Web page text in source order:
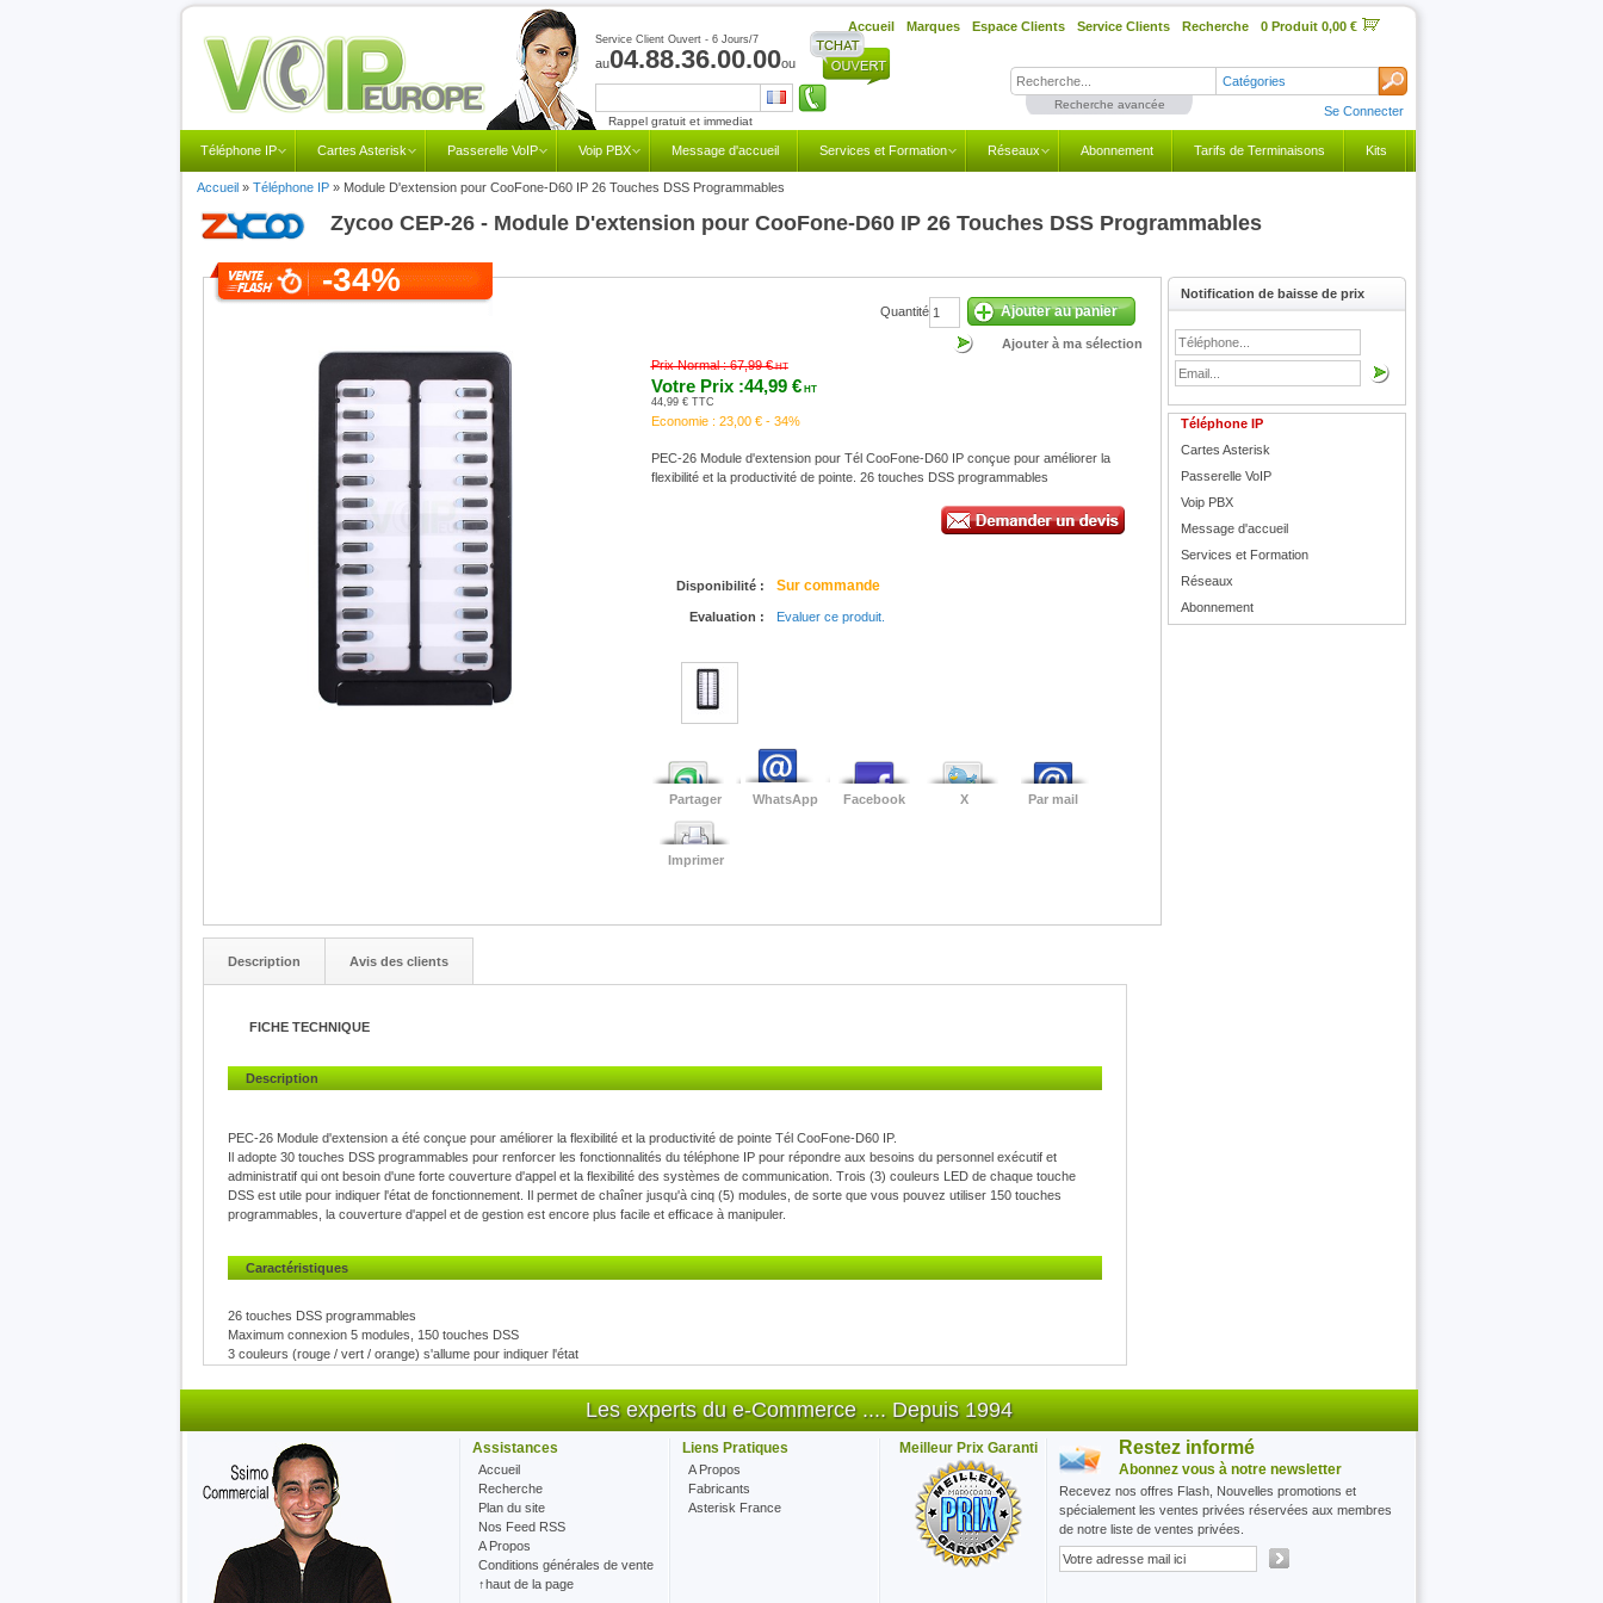
Accueil Marques Espace Clients Service Clients Recherche 0 Produit 0,00 €
Catégories
Recherche avancée
Service Client Ouvert - 6 Jours/7
au04.88.36.00.00ou
Rappel gratuit et immediat
Se Connecter
Téléphone IP Cartes Asterisk Passerelle VoIP Voip PBX Message d'accueil Services et Formation Réseaux Abonnement Tarifs de Terminaisons Kits
Accueil» Téléphone IP» Module D'extension pour CooFone-D60 IP 26 Touches DSS Programmables
Zycoo CEP-26 - Module D'extension pour CooFone-D60 IP 26 Touches DSS Programmables
-34%
Quantité Ajouter au panier
Ajouter à ma sélection
Prix Normal :67,99 €HT
Votre Prix :44,99 €HT
44,99 € TTC
Economie : 23,00 € - 34%
PEC-26 Module d'extension pour Tél CooFone-D60 IP conçue pour améliorer la
flexibilité et la productivité de pointe. 26 touches DSS programmables
Disponibilité : Sur commande
Evaluation : Evaluer ce produit.
Partager WhatsApp Facebook X Par mail
Imprimer
Description Avis des clients
FICHE TECHNIQUE
Description
PEC-26 Module d'extension a été conçue pour améliorer la flexibilité et la productivité de pointe Tél CooFone-D60 IP.
Il adopte 30 touches DSS programmables pour renforcer les fonctionnalités du téléphone IP pour répondre aux besoins du personnel exécutif et
administratif qui ont besoin d'une forte couverture d'appel et la flexibilité des systèmes de communication. Trois (3) couleurs LED de chaque touche
DSS est utile pour indiquer l'état de fonctionnement. Il permet de chaîner jusqu'à cinq (5) modules, de sorte que vous pouvez utiliser 150 touches
programmables, la couverture d'appel et de gestion est encore plus facile et efficace à manipuler.
Caractéristiques
26 touches DSS programmables
Maximum connexion 5 modules, 150 touches DSS
3 couleurs (rouge / vert / orange) s'allume pour indiquer l'état
D'autres fonctionnalités comme la numérotation abrégée, le MDN, prise d'appel, Interphone, attente, transfert, avant et VM
Pas besoin d'adaptateur secteur lorsque la connexion est de moins de 2 unités
Spécifications
Adaptateur secteur: Entrée-AC 100 ~ 240V-5V, 1A
2x ports RJ45 pour alimentation / de données dans et hors
Température de fonctionnement:. 0-40 ° C
10 ~ 90% Humidité de fonctionnement:
Notification de baisse de prix
Téléphone IP
Cartes Asterisk
Passerelle VoIP
Voip PBX
Message d'accueil
Services et Formation
Réseaux
Abonnement
Les experts du e-Commerce .... Depuis 1994
Assistances
Accueil
Recherche
Plan du site
Nos Feed RSS
A Propos
Conditions générales de vente
↑haut de la page
Liens Pratiques
A Propos
Fabricants
Asterisk France
Meilleur Prix Garanti Restez informé
Abonnez vous à notre newsletter
Recevez nos offres Flash, Nouvelles promotions et
spécialement les ventes privées réservées aux membres
de notre liste de ventes privées.